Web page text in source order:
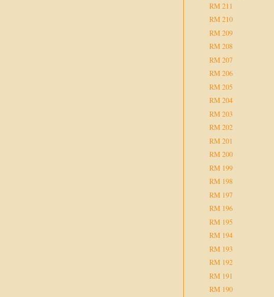
RM 211
RM 210
RM 209
RM 208
RM 207
RM 206
RM 205
RM 204
RM 203
RM 202
RM 201
RM 200
RM 199
RM 198
RM 197
RM 196
RM 195
RM 194
RM 193
RM 192
RM 191
RM 190